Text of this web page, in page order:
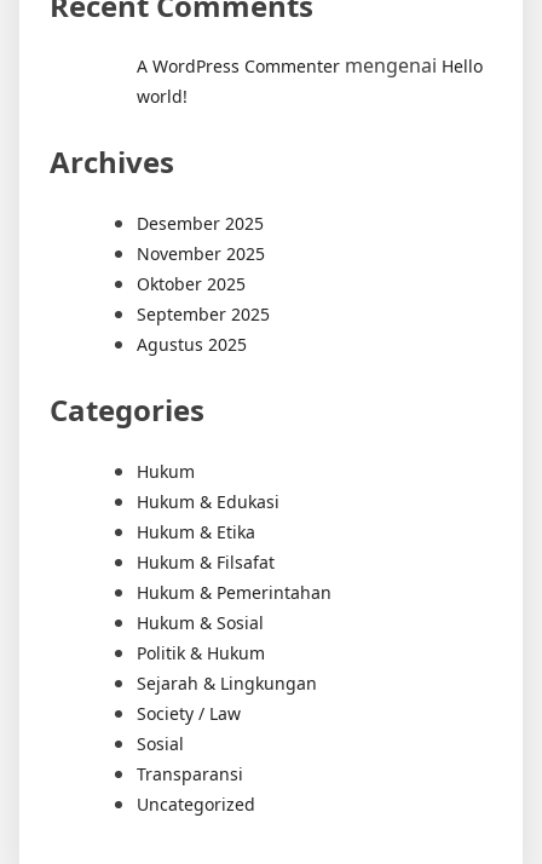
A WordPress Commenter mengenai Hello
world!
Archives
Desember 2025
November 2025
Oktober 2025
September 2025
Agustus 2025
Categories
Hukum
Hukum & Edukasi
Hukum & Etika
Hukum & Filsafat
Hukum & Pemerintahan
Hukum & Sosial
Politik & Hukum
Sejarah & Lingkungan
Society / Law
Sosial
Transparansi
Uncategorized